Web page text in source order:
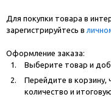
Для покупки товара в
зарегистрируйтесь в
Оформление заказа:
Выберите товар и
Перейдите в
количество и